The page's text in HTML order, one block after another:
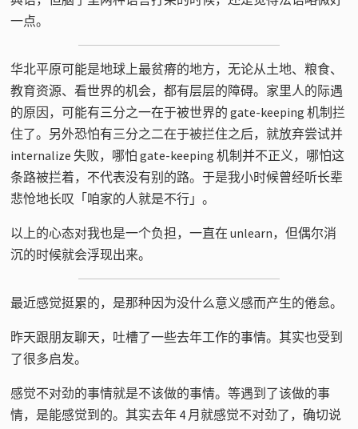
一点。
华北平原可能是地球上最贫瘠的地方，无论从土地、粮食、
教育资源、看世界的机会，都有层层的障碍。家里人的际遇
的原因，可能有三分之一在于被世界的 gate-keeping 机制拦
住了。另外恐怕有三分之二在于被拦住之后，就放弃尝试并
internalize 失败，哪怕 gate-keeping 机制并不正义，哪怕这
条路被拦着，不代表没有别的路。于是我小时候曾经听长辈
悲怆地长叹「咱家的人就是不行」。
以上的心态对我也是一个负担，一直在 unlearn，但偶尔消
沉的时候就会浮现出来。
最近感觉挺累的，是那种因为没什么意义感而产生的倦怠。
昨天跟朋友聊天，吐槽了一些去年工作的事情。其实也受到
了很多启发。
感觉不对劲的事情就是不该做的事情。等遇到了该做的事
情，是能感觉到的。其实去年 4 月就感觉不对劲了，确切说